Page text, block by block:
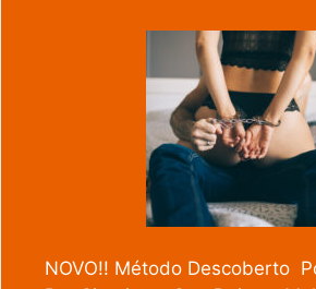
NOVO!! Método Descoberto